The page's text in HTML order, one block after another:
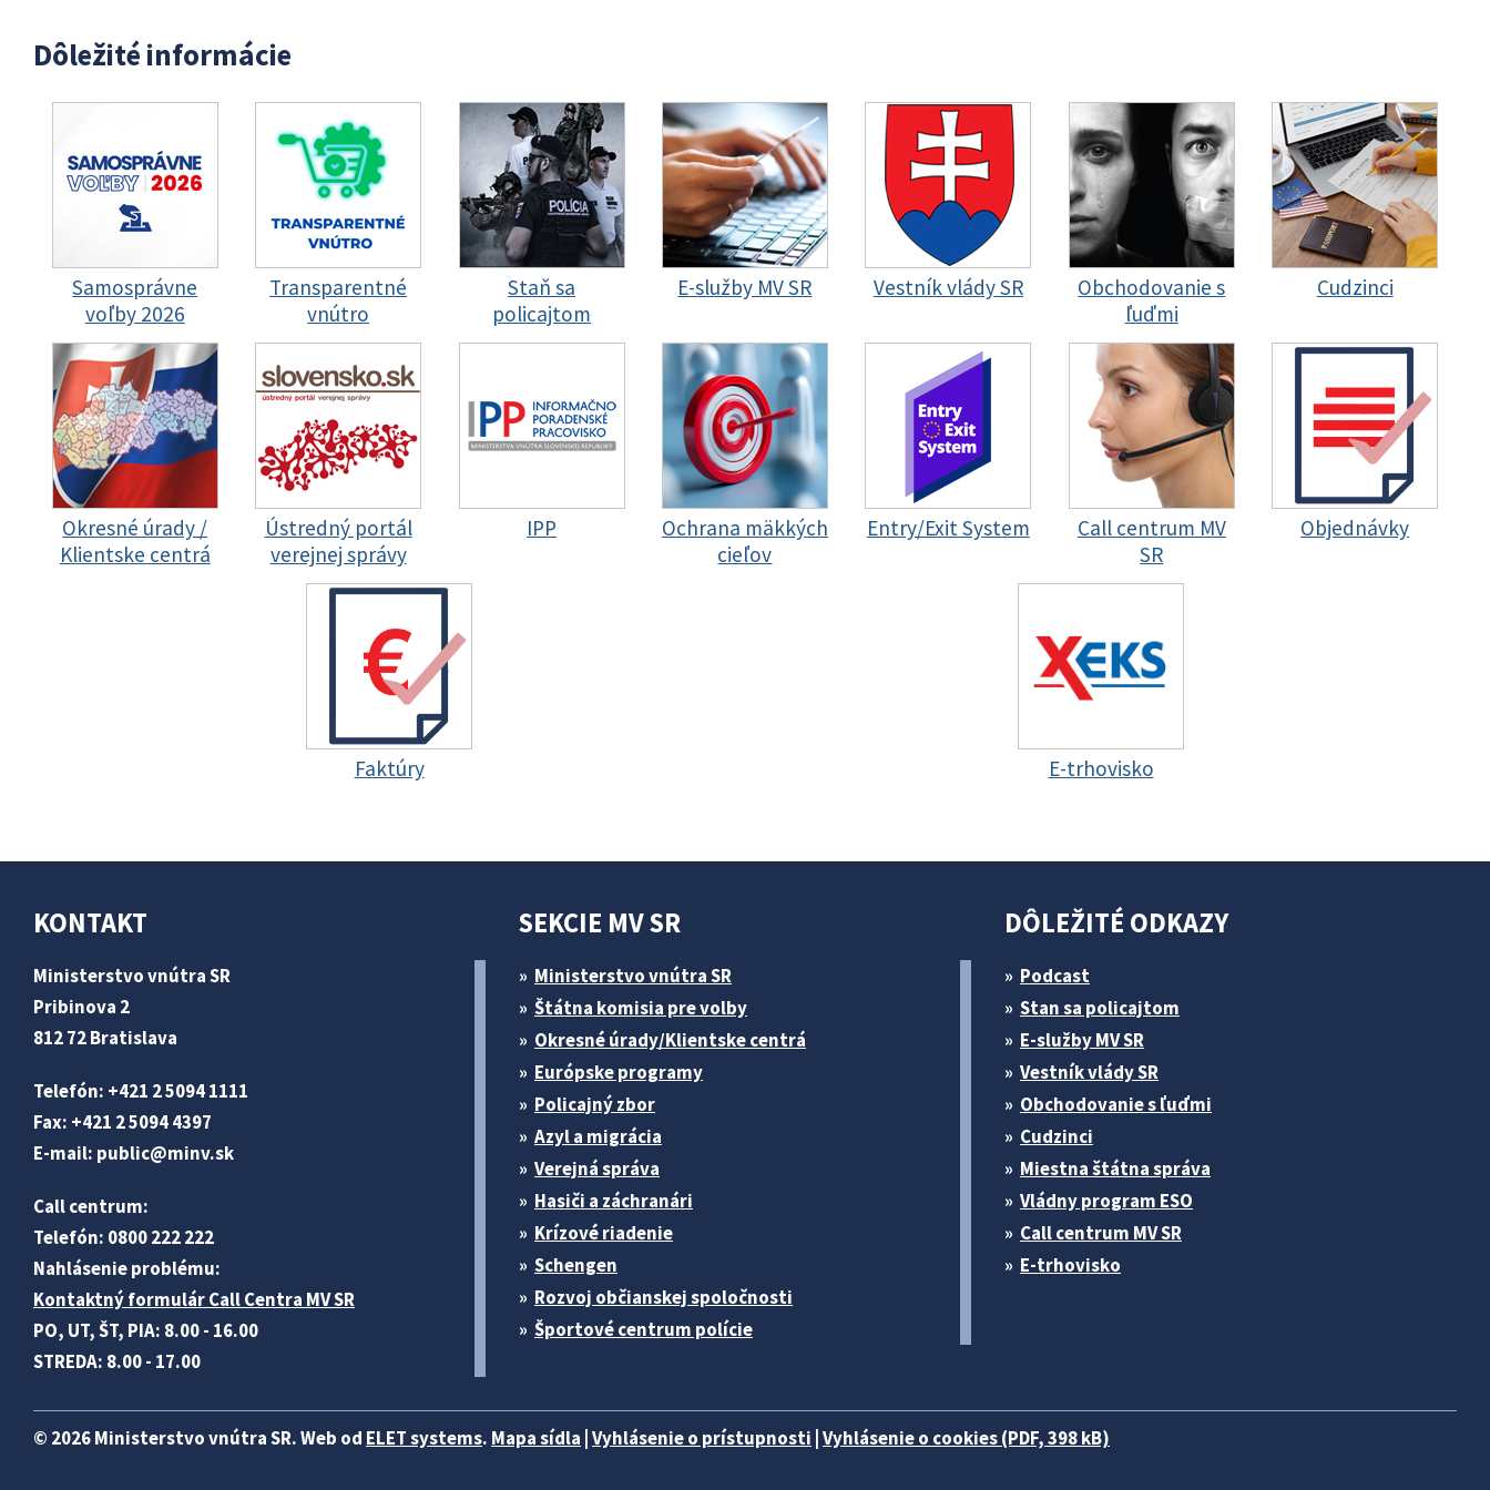
Dôležité informácie
Samosprávne
voľby 2026
Transparentné
vnútro
Staň sa
policajtom
E-služby MV SR Vestník vlády SR
Obchodovanie s
ľuďmi
Cudzinci
Okresné úrady /
Klientske centrá
Ústredný portál
verejnej správy
IPP
Ochrana mäkkých
cieľov
Entry/Exit System
Call centrum MV
SR
Objednávky
Faktúry E-trhovisko
KONTAKT
Ministerstvo vnútra SR
Pribinova 2
812 72 Bratislava
Telefón: +421 2 5094 1111
Fax: +421 2 5094 4397
E-mail: public@minv.sk
Call centrum:
Telefón: 0800 222 222
Nahlásenie problému:
Kontaktný formulár Call Centra MV SR
PO, UT, ŠT, PIA: 8.00 - 16.00
STREDA: 8.00 - 17.00
SEKCIE MV SR
Ministerstvo vnútra SR
Štátna komisia pre volby
Okresné úrady/Klientske centrá
Európske programy
Policajný zbor
Azyl a migrácia
Verejná správa
Hasiči a záchranári
Krízové riadenie
Schengen
Rozvoj občianskej spoločnosti
Športové centrum polície
DÔLEŽITÉ ODKAZY
Podcast
Stan sa policajtom
E-služby MV SR
Vestník vlády SR
Obchodovanie s ľuďmi
Cudzinci
Miestna štátna správa
Vládny program ESO
Call centrum MV SR
E-trhovisko
© 2026 Ministerstvo vnútra SR. Web od ELET systems. Mapa sídla Vyhlásenie o prístupnosti Vyhlásenie o cookies (PDF, 398 kB)